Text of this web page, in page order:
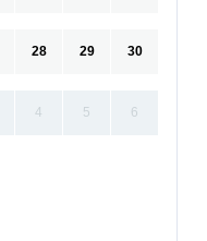
28 29 30
4 5 6